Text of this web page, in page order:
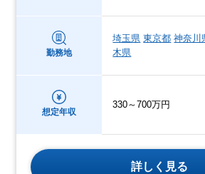
勤務地
埼玉県 東京都 神奈川
木県
想定年収
330～700万円
詳しく見る